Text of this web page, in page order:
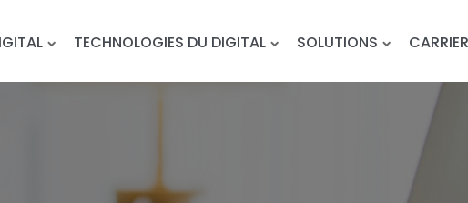
TECHNOLOGIES DU DIGITAL SOLUTIONS